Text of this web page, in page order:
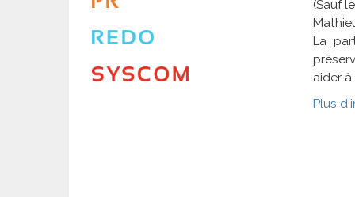
(Sauf
La
aider
Plus